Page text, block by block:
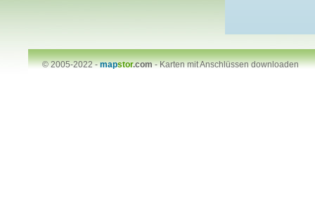
© 2005-2022 -mapstor.com-Karten mit Anschlüssen downloaden